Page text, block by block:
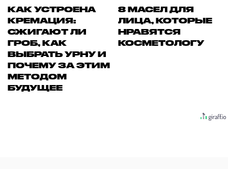
КАК УСТРОЕНА
КРЕМАЦИЯ:
СЖИГАЮТ ЛИ
ГРОБ, КАК
ВЫБРАТЬ УРНУ И
ПОЧЕМУ ЗА ЭТИМ
МЕТОДОМ
БУДУЩЕЕ
8 МАСЕЛ ДЛЯ
ЛИЦА, КОТОРЫЕ
НРАВЯТСЯ
КОСМЕТОЛОГУ